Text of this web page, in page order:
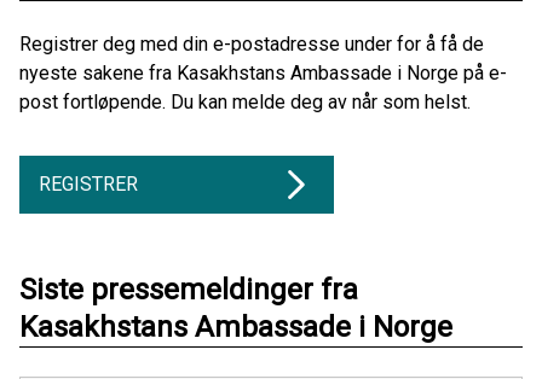
Registrer deg med din e-postadresse under for å få de
nyeste sakene fra Kasakhstans Ambassade i Norge på e-
post fortløpende. Du kan melde deg av når som helst.
REGISTRER
Siste pressemeldinger fra
Kasakhstans Ambassade i Norge